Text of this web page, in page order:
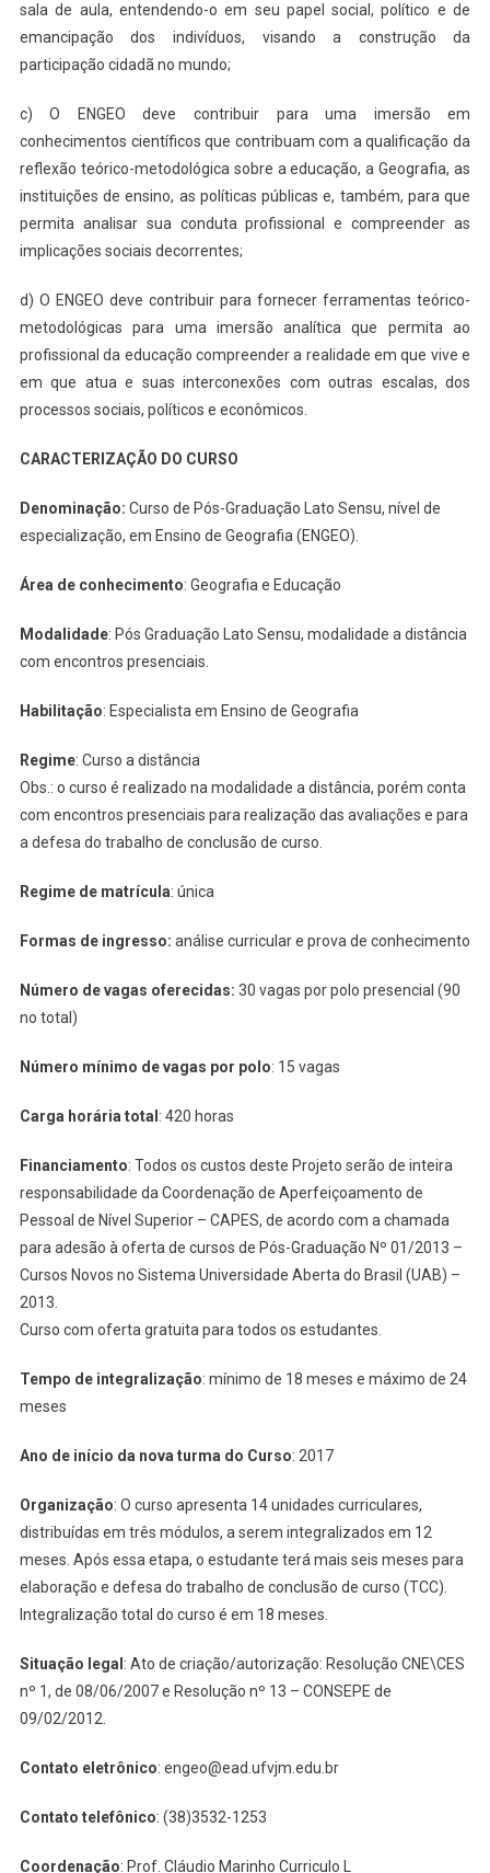
sala de aula, entendendo-o em seu papel social, político e de
emancipação dos indivíduos, visando a construção da
participação cidadã no mundo;
c) O ENGEO deve contribuir para uma imersão em
conhecimentos científicos que contribuam com a qualificação da
reflexão teórico-metodológica sobre a educação, a Geografia, as
instituições de ensino, as políticas públicas e, também, para que
permita analisar sua conduta profissional e compreender as
implicações sociais decorrentes;
d) O ENGEO deve contribuir para fornecer ferramentas teórico-
metodológicas para uma imersão analítica que permita ao
profissional da educação compreender a realidade em que vive e
em que atua e suas interconexões com outras escalas, dos
processos sociais, políticos e econômicos.
CARACTERIZAÇÃO DO CURSO
Denominação: Curso de Pós-Graduação Lato Sensu, nível de
especialização, em Ensino de Geografia (ENGEO).
Área de conhecimento: Geografia e Educação
Modalidade: Pós Graduação Lato Sensu, modalidade a distância
com encontros presenciais.
Habilitação: Especialista em Ensino de Geografia
Regime: Curso a distância
Obs.: o curso é realizado na modalidade a distância, porém conta
com encontros presenciais para realização das avaliações e para
a defesa do trabalho de conclusão de curso.
Regime de matrícula: única
Formas de ingresso: análise curricular e prova de conhecimento
Número de vagas oferecidas: 30 vagas por polo presencial (90
no total)
Número mínimo de vagas por polo: 15 vagas
Carga horária total : 420 horas
Financiamento: Todos os custos deste Projeto serão de inteira
responsabilidade da Coordenação de Aperfeiçoamento de
Pessoal de Nível Superior – CAPES, de acordo com a chamada
para adesão à oferta de cursos de Pós-Graduação Nº 01/2013 –
Cursos Novos no Sistema Universidade Aberta do Brasil (UAB) –
2013.
Curso com oferta gratuita para todos os estudantes.
Tempo de integralização: mínimo de 18 meses e máximo de 24
meses
Ano de início da nova turma do Curso: 2017
Organização: O curso apresenta 14 unidades curriculares,
distribuídas em três módulos, a serem integralizados em 12
meses. Após essa etapa, o estudante terá mais seis meses para
elaboração e defesa do trabalho de conclusão de curso (TCC).
Integralização total do curso é em 18 meses.
Situação legal : Ato de criação/autorização: Resolução CNE\CES
nº 1, de 08/06/2007 e Resolução nº 13 – CONSEPE de
09/02/2012.
Contato eletrônico: engeo@ead.ufvjm.edu.br
Contato telefônico: (38)3532-1253
Coordenação: Prof. Cláudio Marinho Curriculo L